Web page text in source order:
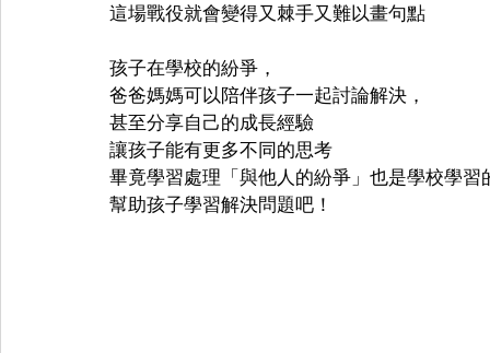
這場戰役就會變得又棘手又難以畫句點
孩子在學校的紛爭，
爸爸媽媽可以陪伴孩子一起討論解決，
甚至分享自己的成長經驗
讓孩子能有更多不同的思考
畢竟學習處理「與他人的紛爭」也是學校學習
幫助孩子學習解決問題吧！